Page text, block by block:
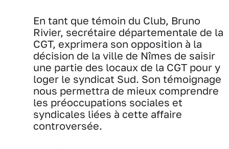
En tant que témoin du Club, Bruno
Rivier, secrétaire départementale de la
CGT, exprimera son opposition à la
décision de la ville de Nîmes de saisir
une partie des locaux de la CGT pour y
loger le syndicat Sud. Son témoignage
nous permettra de mieux comprendre
les préoccupations sociales et
syndicales liées à cette affaire
controversée.